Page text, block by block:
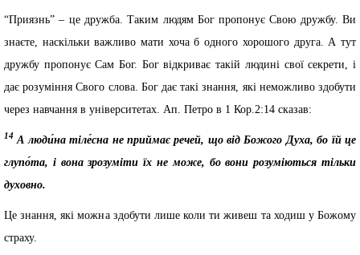
“Приязнь” – це дружба. Таким людям Бог пропонує Свою дружбу. Ви
знаєте, наскільки важливо мати хоча б одного хорошого друга. А тут
дружбу пропонує Сам Бог. Бог відкриває такій людині свої секрети, і
дає розуміння Свого слова. Бог дає такі знання, які неможливо здобути
через навчання в університетах. Ап. Петро в 1 Кор.2:14 сказав:
14 А люди́на тіле́сна не приймає речей, що від Божого Духа, бо їй це
глупо́та, і вона зрозуміти їх не може, бо вони розуміються тільки
духовно.
Це знання, які можна здобути лише коли ти живеш та ходиш у Божому
страху.